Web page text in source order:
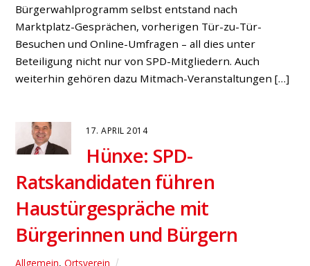
Bürgerwahlprogramm selbst entstand nach
Marktplatz-Gesprächen, vorherigen Tür-zu-Tür-
Besuchen und Online-Umfragen – all dies unter
Beteiligung nicht nur von SPD-Mitgliedern. Auch
weiterhin gehören dazu Mitmach-Veranstaltungen […]
17. APRIL 2014
Hünxe: SPD-
Ratskandidaten führen
Haustürgespräche mit
Bürgerinnen und Bürgern
Allgemein,Ortsverein